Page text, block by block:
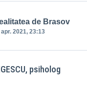
de Brasov
apr. 2021, 23:13
psiholog